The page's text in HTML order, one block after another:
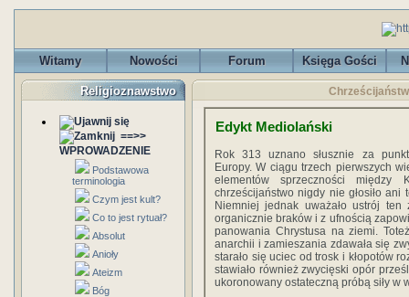
Witamy Nowości Forum Księga Gości
Religioznawstwo
==>>
WPROWADZENIE
Podstawowa
terminologia
Czym jest kult?
Co to jest rytuał?
Absolut
Anioły
Ateizm
Bóg
Edykt Mediolański
Rok 313 uznano słusznie za
Europy. W cią­gu trzech pierwszych
elementów sprzeczności
chrześcijaństwo nigdy nie głosiło
Niemniej jednak uważało ustrój
organicznie bra­ków i z ufnością
panowania Chrystusa na ziemi.
anarchii i zamieszania zdawała się
starało się uciec od trosk i kłopotów
stawiało również zwycięski opór
ukoronowany ostateczną próbą siły w